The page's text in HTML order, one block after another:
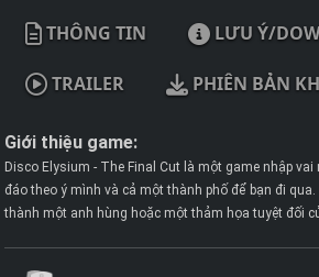
THÔNG TIN LƯU Ý/
TRAILER PHIÊN BẢN
Giới thiệu game:
Disco Elysium - The Final Cut là một game nhập
đáo theo ý mình và cả một thành phố để bạn đi
thành một anh hùng hoặc một thảm họa tuyệt đối